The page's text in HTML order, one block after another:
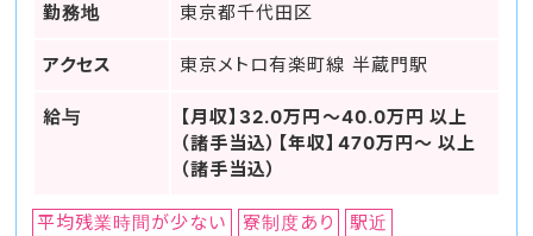
勤務地 東京都千代田区
アクセス 東京メトロ有楽町線 半蔵門駅
給与
【月収】32.0万円～40.0万円 以上
（諸手当込）【年収】470万円～ 以上
（諸手当込）
平均残業時間が少ない 寮制度あり
駅近